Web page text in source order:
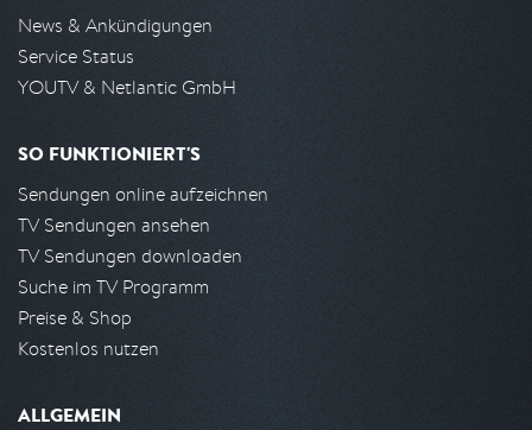
News & Ankündigungen
Service Status
YOUTV & Netlantic GmbH
SO FUNKTIONIERT'S
Sendungen online aufzeichnen
TV Sendungen ansehen
TV Sendungen downloaden
Suche im TV Programm
Preise & Shop
Kostenlos nutzen
ALLGEMEIN